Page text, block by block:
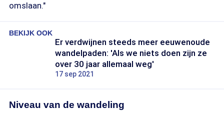
omslaan."
BEKIJK OOK
Er verdwijnen steeds meer eeuwenoude
wandelpaden: 'Als we niets doen zijn ze
over 30 jaar allemaal weg'
17 sep 2021
Niveau van de wandeling